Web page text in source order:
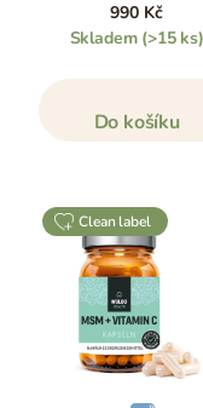
990 Kč
Skladem (>15 ks)
Do košíku
clean label